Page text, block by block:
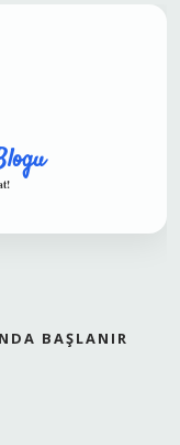
BAŞLANIR